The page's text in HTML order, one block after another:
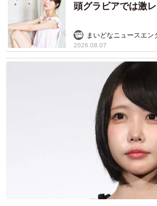
いずれも前年比で3.9％〜5.7％の
す。
とはいえ、初任給をUPできる企
の差は拡大しつつあります。ます
えるのかもしれません。
▽厚生労働省／令和６年賃金構造
者の学歴別にみた賃金」
https://www.mhlw.go.jp/toukei/
頭グラビアでは激
まいどなニュースエン
2026.08.07